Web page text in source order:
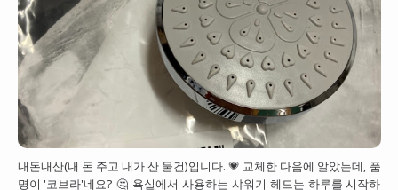
내돈내산(내 돈 주고 내가 산 물건)입니다. 💗 교체한 다음에 알았는데, 품
명이 '코브라'네요? 🤔 욕실에서 사용하는 샤워기 헤드는 하루를 시작하